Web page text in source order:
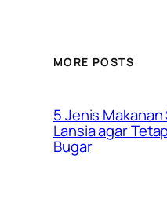
MORE POSTS
5 Jenis
Lansia agar
Bugar